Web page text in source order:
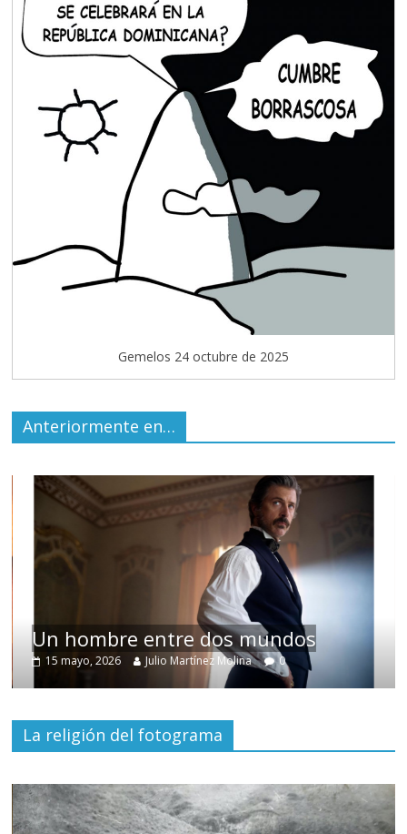
Gemelos 24 octubre de 2025
Anteriormente en…
Un hombre entre dos mundos
15 mayo, 2026 Julio Martínez Molina 0
La religión del fotograma